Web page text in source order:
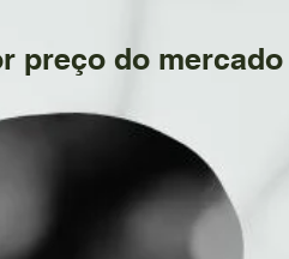
preço do mercado